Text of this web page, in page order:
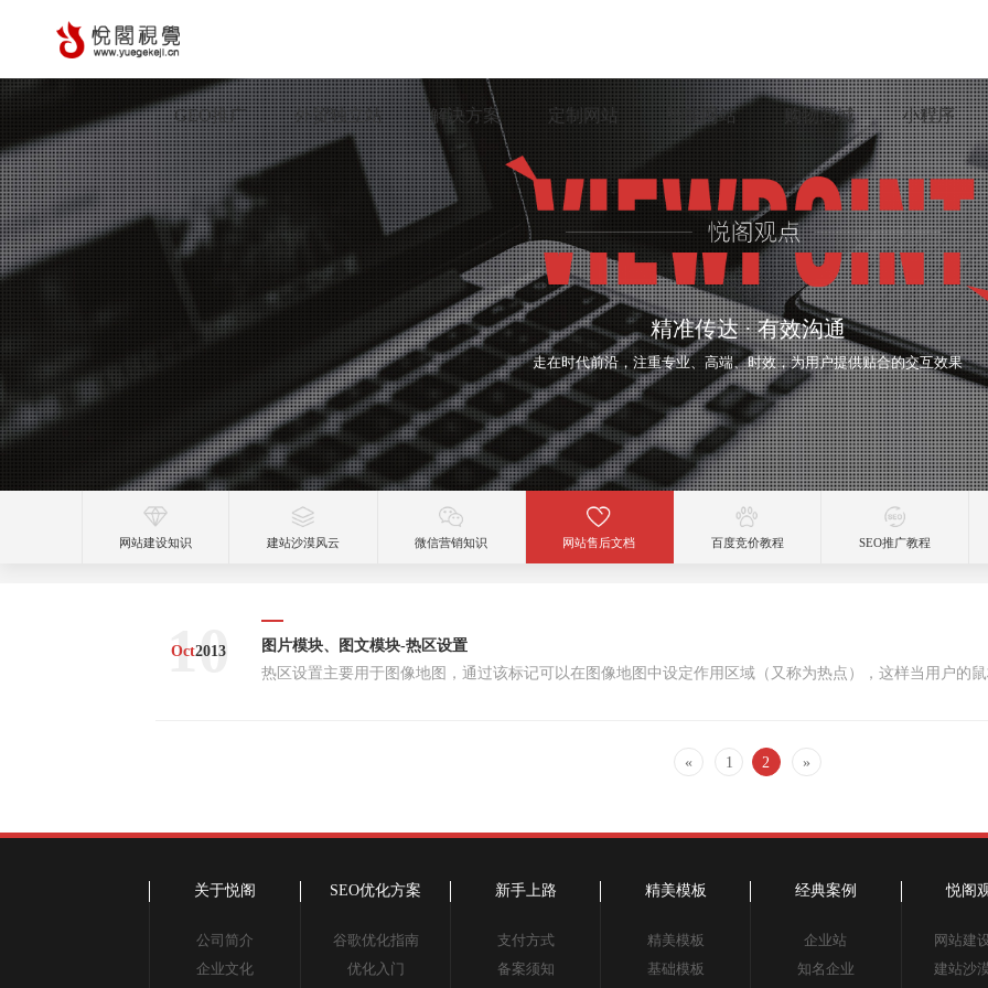
GEO推广 外贸独立站 解决方案 定制网站 智能网站 购物商城 小程序
精准传达 · 有效沟通
走在时代前沿，注重专业、高端、时效，为用户提供贴合的交互效果
网站建设知识 建站沙漠风云 微信营销知识 网站售后文档 百度竞价教程 SEO推广教程
10
Oct2013 图片模块、图文模块-热区设置
« 1 2 »
关于悦阁
公司简介
企业文化
SEO优化方案
谷歌优化指南
优化入门
新手上路
支付方式
备案须知
精美模板
精美模板
基础模板
经典案例
企业站
知名企业
悦阁
网站建
建站沙